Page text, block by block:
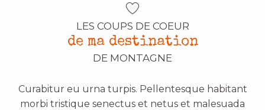
LES COUPS DE COEUR
de ma destination
DE MONTAGNE
Curabitur eu urna turpis. Pellentesque habitant
morbi tristique senectus et netus et malesuada